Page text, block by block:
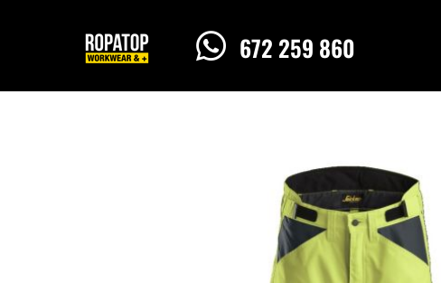
 672 259 860